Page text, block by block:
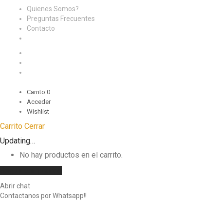
Quienes Somos?
Preguntas Frecuentes
Contacto
Carrito 0
Acceder
Wishlist
Carrito Cerrar
Updating…
No hay productos en el carrito.
Abrir chat
Contactanos por Whatsapp!!